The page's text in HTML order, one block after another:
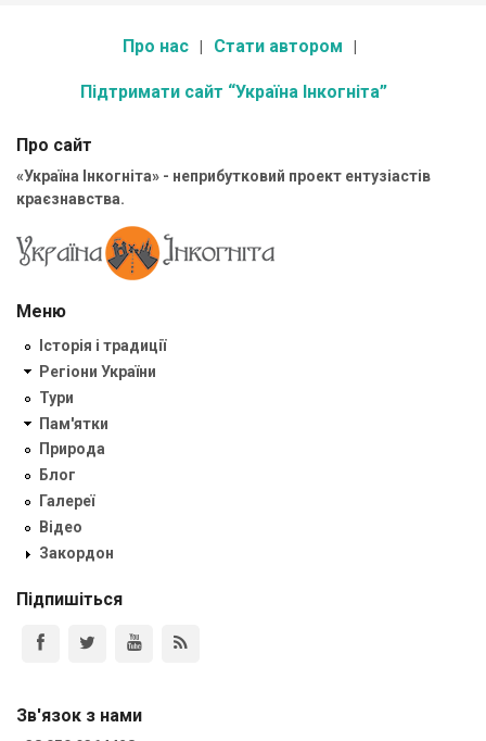
Про нас Стати автором
Підтримати сайт “Україна Інкогніта”
Про сайт
«Україна Інкогніта» - неприбутковий проект ентузіастів
краєзнавства.
Меню
Історія і традиції
Регіони України
Тури
Пам'ятки
Природа
Блог
Галереї
Відео
Закордон
Підпишіться
Зв'язок з нами